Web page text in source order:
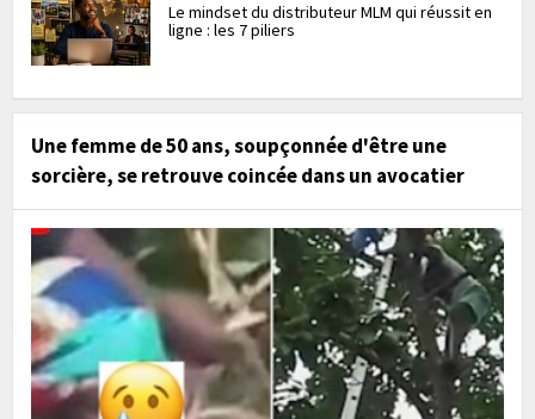
Le mindset du distributeur MLM qui réussit en
ligne : les 7 piliers
Une femme de 50 ans, soupçonnée d'être une
sorcière, se retrouve coincée dans un avocatier